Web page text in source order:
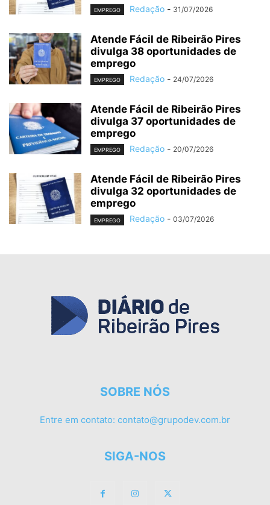
EMPREGO Redação - 31/07/2026
Atende Fácil de Ribeirão Pires
divulga 38 oportunidades de
emprego
EMPREGO Redação - 24/07/2026
Atende Fácil de Ribeirão Pires
divulga 37 oportunidades de
emprego
EMPREGO Redação - 20/07/2026
Atende Fácil de Ribeirão Pires
divulga 32 oportunidades de
emprego
EMPREGO Redação - 03/07/2026
SOBRE NÓS
Entre em contato: contato@grupodev.com.br
SIGA-NOS